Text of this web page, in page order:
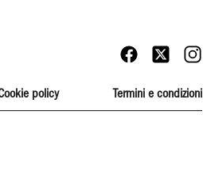
policy Termini e condizioni